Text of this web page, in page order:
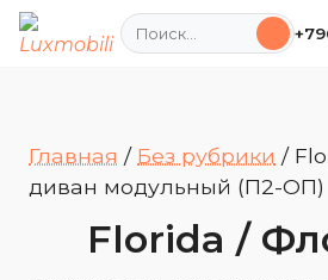
Поиск
Главная / Без рубрики /
диван модульный (П2-ОП)
Florida /